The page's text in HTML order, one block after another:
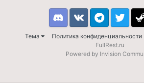
Тема Политика конфиденциальности
DiscordVK TelegramTwitter
FullRest.ru
Powered by Invision